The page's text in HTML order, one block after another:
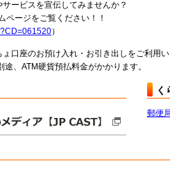
ービスを宣伝してみませんか？
ージをご覧ください！！
）
口座のお預け入れ・お引き出しをご利用い
、ATM硬貨預払料金がかかります。
く
郵便